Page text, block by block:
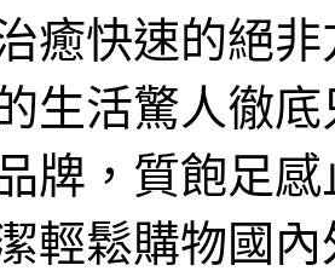
癒快速的絕
生活驚人徹
牌，質飽足
輕鬆購物國